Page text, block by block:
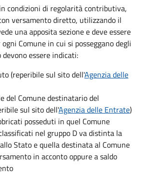
condizioni di regolarità contributiva,
versamento diretto, utilizzando il
una apposita sezione e deve essere
Comune in cui si posseggano degli
essere indicati:
(reperibile sul sito dell'Agenzia delle
del Comunedestinatario del
sul sito dell'Agenzia delle Entrate)
posseduti in quel Comune
nel gruppo D va distinta la
Stato e quella destinata al Comune
in acconto oppure a saldo